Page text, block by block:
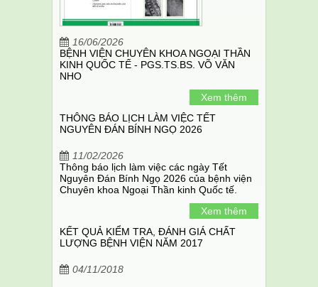
16/06/2026
BỆNH VIỆN CHUYÊN KHOA NGOẠI THẦN
KINH QUỐC TẾ - PGS.TS.BS. VÕ VĂN
NHO
Xem thêm
THÔNG BÁO LỊCH LÀM VIỆC TẾT
NGUYÊN ĐÁN BÍNH NGỌ 2026
11/02/2026
Thông báo lịch làm việc các ngày Tết
Nguyên Đán Bính Ngọ 2026 của bệnh viện
Chuyên khoa Ngoại Thần kinh Quốc tế.
Xem thêm
KẾT QUẢ KIỂM TRA, ĐÁNH GIÁ CHẤT
LƯỢNG BỆNH VIỆN NĂM 2017
04/11/2018